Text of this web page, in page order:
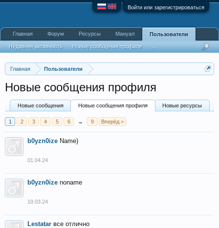
Войти или зарегистрироваться
Главная Пользователи
Новые сообщения профиля
Новые сообщения Новые сообщения профиля Новые ресурсы
1 2 3 4 5 6 → 9 Вперёд >
b0yzn0ize Name)
01.04.24
b0yzn0ize noname
19.03.24
Lestatar все отлично
Главная Форум Ресурсы Мануал Пользователи
Недавняя активность Новые сообщения профиля